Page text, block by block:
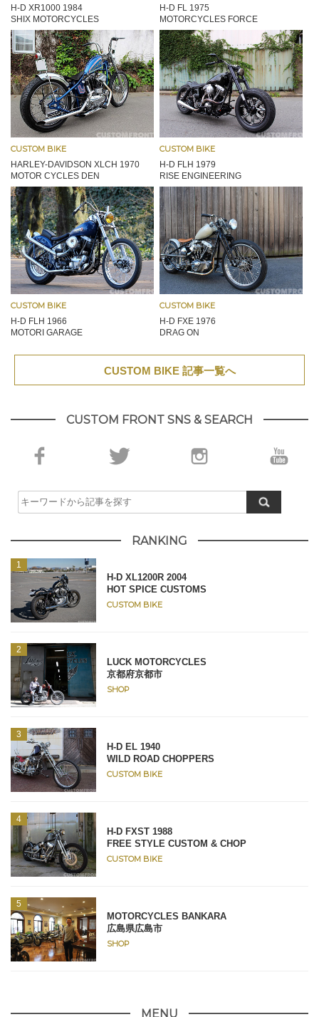
H-D XR1000 1984
SHIX MOTORCYCLES
H-D FL 1975
MOTORCYCLES FORCE
CUSTOM BIKE
HARLEY-DAVIDSON XLCH 1970
MOTOR CYCLES DEN
CUSTOM BIKE
H-D FLH 1979
RISE ENGINEERING
CUSTOM BIKE
H-D FLH 1966
MOTORI GARAGE
CUSTOM BIKE
H-D FXE 1976
DRAG ON
CUSTOM BIKE 記事一覧へ
CUSTOM FRONT SNS & SEARCH
RANKING
H-D XL1200R 2004
HOT SPICE CUSTOMS
CUSTOM BIKE
LUCK MOTORCYCLES
京都府京都市
SHOP
H-D EL 1940
WILD ROAD CHOPPERS
CUSTOM BIKE
H-D FXST 1988
FREE STYLE CUSTOM & CHOP
CUSTOM BIKE
MOTORCYCLES BANKARA
広島県広島市
SHOP
MENU